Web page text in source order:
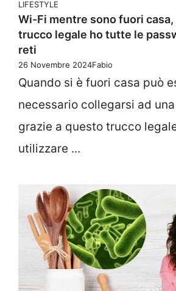
LIFESTYLE
Wi-Fi mentre sono fuori
trucco legale ho tutte le
reti
26 Novembre 2024Fabio
Quando si è fuori casa può
necessario collegarsi ad
grazie a questo trucco
utilizzare ...